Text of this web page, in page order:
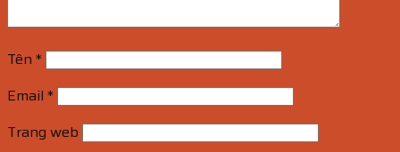
Tên *
Email *
Trang web